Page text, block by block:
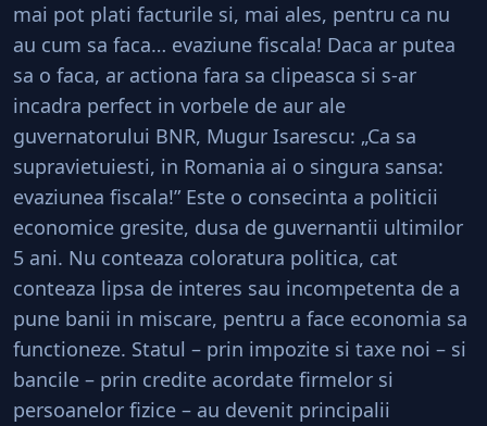
mai pot plati facturile si, mai ales, pentru ca nu
au cum sa faca… evaziune fiscala! Daca ar putea
sa o faca, ar actiona fara sa clipeasca si s-ar
incadra perfect in vorbele de aur ale
guvernatorului BNR, Mugur Isarescu: „Ca sa
supravietuiesti, in Romania ai o singura sansa:
evaziunea fiscala!” Este o consecinta a politicii
economice gresite, dusa de guvernantii ultimilor
5 ani. Nu conteaza coloratura politica, cat
conteaza lipsa de interes sau incompetenta de a
pune banii in miscare, pentru a face economia sa
functioneze. Statul – prin impozite si taxe noi – si
bancile – prin credite acordate firmelor si
persoanelor fizice – au devenit principalii